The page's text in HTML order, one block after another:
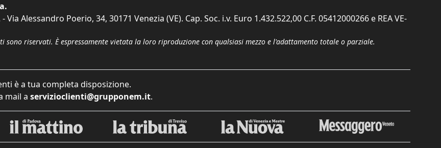
Alessandro Poerio, 34, 30171 Venezia (VE). Cap. Soc. i.v. Euro 1.432.522,00 C.F. 05412000266 e REA VE-
riservati. È espressamente vietata la loro riproduzione con qualsiasi mezzo e l'adattamento totale o parziale.
è a tua completa disposizione.
mail a servizioclienti@grupponem.it.